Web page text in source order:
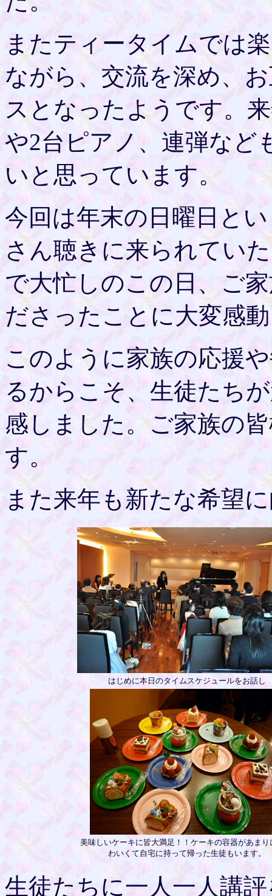
またティータイムでは
ながら、交流を深め、
スとなったようです。
や2台ピアノ、連弾など
いと思っています。
今回は年末の日曜日と
さん聴きに来られてい
で大忙しのこの日、ご
ださったことに大変感
このように家族の応援
るからこそ、生徒たち
感しました。ご家族の
す。
また来年も新たな希望
はじめに本日のタイムスケジュールをお話し
美味しいケーキに皆大満足！！ケーキの容器があまり
わいくて自宅に持って帰った生徒もいます。
生徒たちに一人一人講